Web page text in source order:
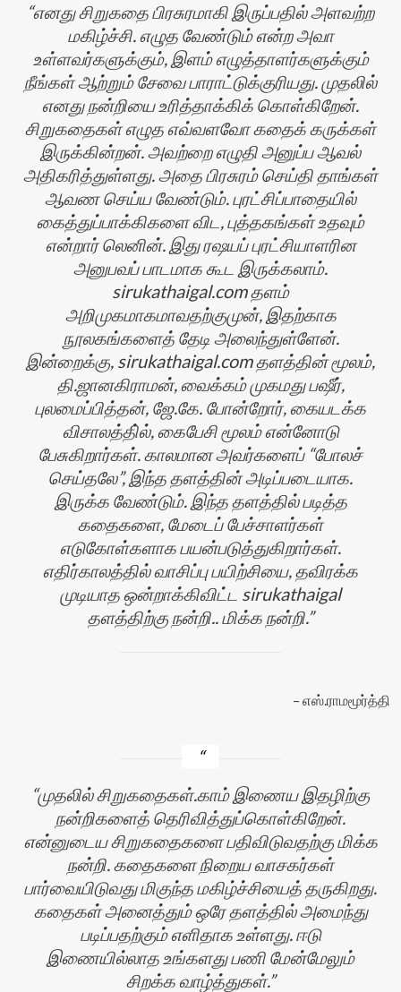
எனது சிறுகதை பிரசுரமாகி இருப்பதில் அளவற்ற
மகிழ்ச்சி. எழுத வேண்டும் என்ற அவா
உள்ளவர்களுக்கும், இளம் எழுத்தாளர்களுக்கும்
நீங்கள் ஆற்றும் சேவை பாராட்டுக்குரியது. முதலில்
எனது நன்றியை உரித்தாக்கிக் கொள்கிறேன்.
சிறுகதைகள் எழுத எவ்வளவோ கதைக் கருக்கள்
இருக்கின்றன். அவற்றை எழுதி அனுப்ப ஆவல்
அதிகரித்துள்ளது. அதை பிரசுரம் செய்தி தாங்கள்
ஆவண செய்ய வேண்டும். புரட்சிப்பாதையில்
கைத்துப்பாக்கிகளை விட, புத்தகங்கள் உதவும்
என்றார் லெனின். இது ரஷயப் புரட்சியாளரின
அனுபவப் பாடமாக கூட இருக்கலாம்.
sirukathaigal.com தளம்
அறிமுகமாகமாவதற்குமுன், இதற்காக
நூலகங்களைத் தேடி அலைந்துள்ளேன்.
இன்றைக்கு, sirukathaigal.com தளத்தின் மூலம்,
தி.ஜானகிராமன், வைக்கம் முகமது பஷீர்,
புலமைப்பித்தன், ஜே.கே. போன்றோர், கையடக்க
விசாலத்தி்ல், கைபேசி மூலம் என்னோடு
பேசுகிறார்கள். காலமான அவர்களைப் “போலச்
செய்தலே”, இந்த தளத்தின் அடிப்படையாக.
இருக்க வேண்டும். இந்த தளத்தில் படித்த
கதைகளை, மேடைப் பேச்சாளர்கள்
எடுகோள்களாக பயன்படுத்துகிறார்கள்.
எதிர்காலத்தில் வாசிப்பு பயிற்சியை, தவிரக்க
முடியாத ஒன்றாக்கிவிட்ட sirukathaigal
தளத்திற்கு நன்றி.. மிக்க நன்றி.
எஸ்.ராமமூர்த்தி
முதலில் சிறுகதைகள்.காம் இணைய இதழிற்கு
நன்றிகளைத் தெரிவித்துப்கொள்கிறேன்.
என்னுடைய சிறுகதைகளை பதிவிடுவதற்கு மிக்க
நன்றி. கதைகளை நிறைய வாசகர்கள்
பார்வையிடுவது மிகுந்த மகிழ்ச்சியைத் தருகிறது.
கதைகள் அனைத்தும் ஒரே தளத்தில் அமைந்து
படிப்பதற்கும் எளிதாக உள்ளது. ஈடு
இணையில்லாத உங்களது பணி மேன்மேலும்
சிறக்க வாழ்த்துகள்.